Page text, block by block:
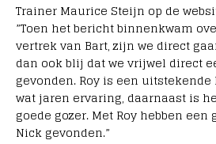
Trainer Maurice Steijn op de
”Toen het bericht binnenkwam
vertrek van Bart, zijn we direct
dan ook blij dat we vrijwel direct
gevonden. Roy is een
wat jaren ervaring, daarnaast is
goede gozer. Met Roy hebben
Nick gevonden.”